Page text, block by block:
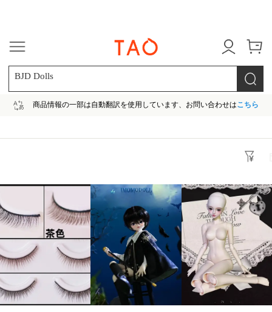
BJD Dolls
商品情報の一部は自動翻訳を使用しています、お問い合わせはこちら